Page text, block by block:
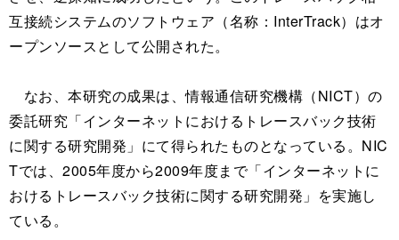
互接続システムのソフトウェア（名称：InterTrack）はオ
ープンソースとして公開された。
なお、本研究の成果は、情報通信研究機構（NICT）の
委託研究「インターネットにおけるトレースバック技術
に関する研究開発」にて得られたものとなっている。NIC
Tでは、2005年度から2009年度まで「インターネットに
おけるトレースバック技術に関する研究開発」を実施し
ている。